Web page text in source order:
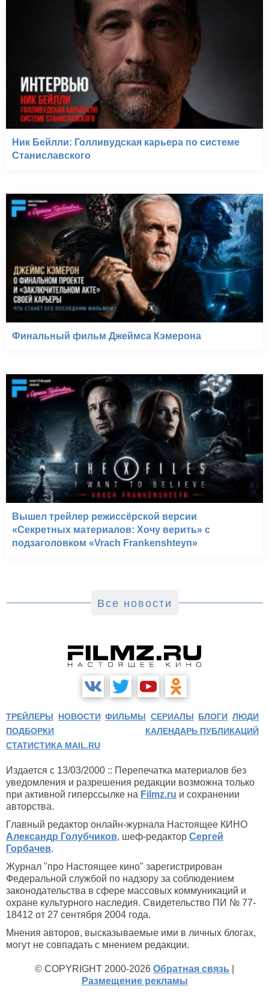
Ник Бейлли: Голливудская карьера по системе
Станиславского
Финальный фильм Джеймса Кэмерона
Вышел трейлер режиссёрской версии
«Секретных материалов: Хочу верить» с
подзаголовком «Vrach Frankenshteyn»
Все новости
ТРЕЙЛЕРЫ НОВОСТИ ФИЛЬМЫ СЕРИАЛЫ БЛОГИ ЛЮДИ
ПОДБОРКИ
КАЛЕНДАРЬ ПУБЛИКАЦИЙ
СТАТИСТИКА MAIL.RU
Издается с 13/03/2000 :: Перепечатка материалов без
уведомления и разрешения редакции возможна только
при активной гиперссылке на Filmz.ru и сохранении
авторства.
Главный редактор онлайн-журнала Настоящее КИНО
Александр Голубчиков, шеф-редактор Сергей
Горбачев.
Журнал "про Настоящее кино" зарегистрирован
Федеральной службой по надзору за соблюдением
законодательства в сфере массовых коммуникаций и
охране культурного наследия. Свидетельство ПИ № 77-
18412 от 27 сентября 2004 года.
Мнения авторов, высказываемые ими в личных блогах,
могут не совпадать с мнением редакции.
© COPYRIGHT 2000-2026 Обратная связь
Размещение рекламы